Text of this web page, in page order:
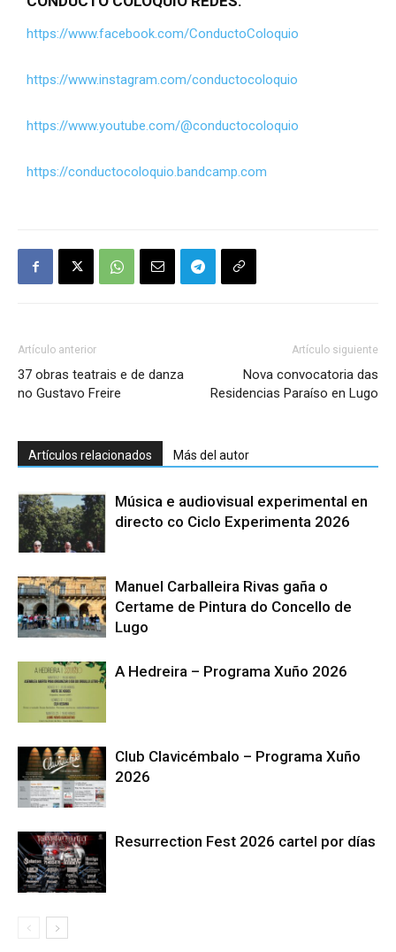
https://www.facebook.com/ConductoColoquio
https://www.instagram.com/conductocoloquio
https://www.youtube.com/@conductocoloquio
https://conductocoloquio.bandcamp.com
Artículo anterior
37 obras teatrais e de danza
no Gustavo Freire
Artículo siguiente
Nova convocatoria das
Residencias Paraíso en Lugo
Artículos relacionados Más del autor
Música e audiovisual experimental en
directo co Ciclo Experimenta 2026
Manuel Carballeira Rivas gaña o
Certame de Pintura do Concello de
Lugo
A Hedreira – Programa Xuño 2026
Club Clavicémbalo – Programa Xuño
2026
Resurrection Fest 2026 cartel por días